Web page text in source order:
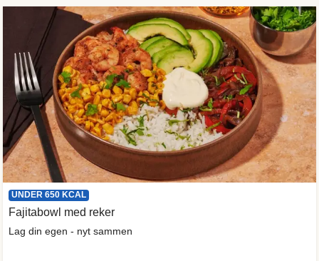
UNDER 650 KCAL
Fajitabowl med reker
Lag din egen - nyt sammen